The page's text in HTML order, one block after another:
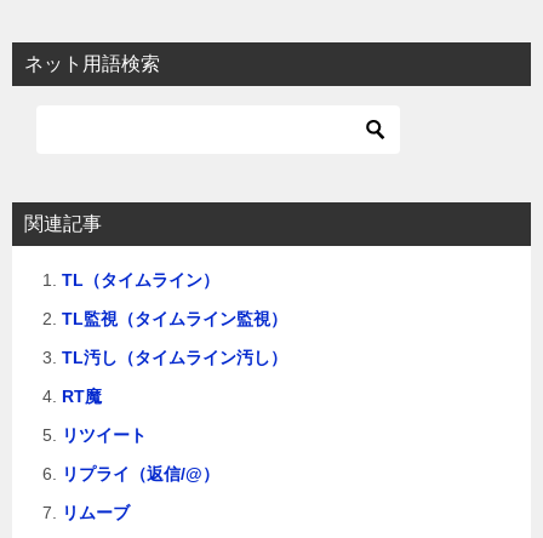
ネット用語検索
関連記事
TL（タイムライン）
TL監視（タイムライン監視）
TL汚し（タイムライン汚し）
RT魔
リツイート
リプライ（返信/@）
リムーブ